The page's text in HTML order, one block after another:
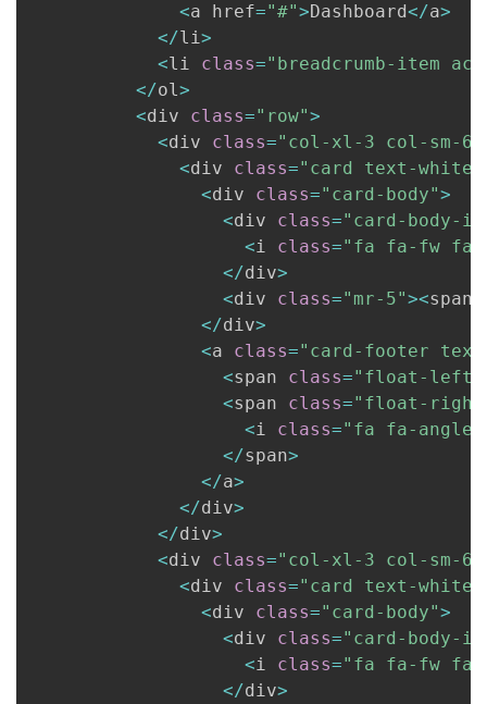
<a href="#">Dashboard</a>
</li>
<li class="breadcrumb-item
</ol>
<div class="row">
<div class="col-xl-3 col-sm-6
<div class="card text-white
<div class="card-body">
<div class="card-body-
<i class="fa fa-fw fa-
</div>
<div class="mr-5"><span
</div>
<a class="card-footer
<span class="float-left"
<span class="float-
<i class="fa fa-
</span>
</a>
</div>
</div>
<div class="col-xl-3 col-sm-6
<div class="card text-white
<div class="card-body">
<div class="card-body-
<i class="fa fa-fw
</div>